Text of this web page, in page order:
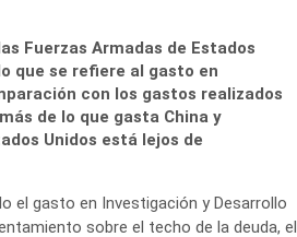
Fuerzas Armadas de Estados
que se refiere al gasto en
con los gastos realizados
de lo que gasta China y
Unidos está lejos de
el gasto en Investigación y Desarrollo
sobre el techo de la deuda, el